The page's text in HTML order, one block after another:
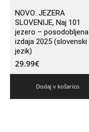
NOVO: JEZERA
SLOVENIJE, Naj 101
jezero – posodobljena
izdaja 2025 (slovenski
jezik)
29.99€
Dodaj v košarico